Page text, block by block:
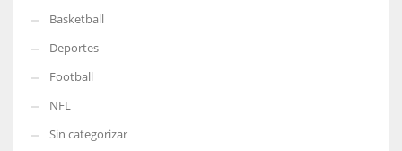
Basketball
Deportes
Football
NFL
Sin categorizar